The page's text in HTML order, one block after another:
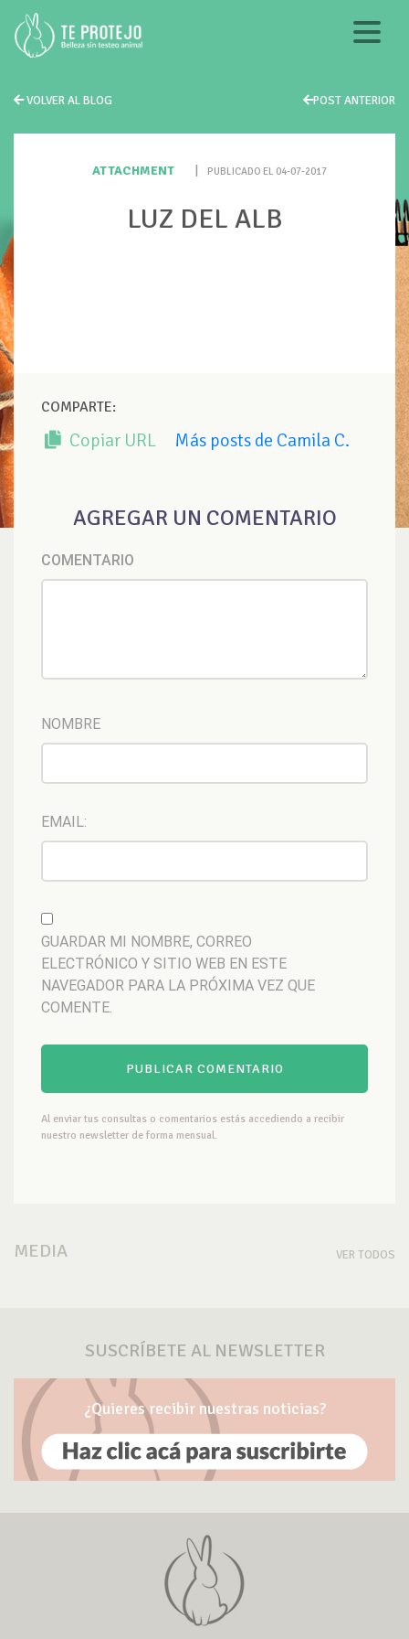
VOLVER AL BLOG POST ANTERIOR
ATTACHMENT PUBLICADO EL 04-07-2017
LUZ DEL ALB
COMPARTE:
Copiar URL Más posts de Camila C.
AGREGAR UN COMENTARIO
COMENTARIO
NOMBRE
EMAIL:
GUARDAR MI NOMBRE, CORREO
ELECTRÓNICO Y SITIO WEB EN ESTE
NAVEGADOR PARA LA PRÓXIMA VEZ QUE
COMENTE.
Al enviar tus consultas o comentarios estás accediendo a recibir
nuestro newsletter de forma mensual.
MEDIA VER TODOS
SUSCRÍBETE AL NEWSLETTER
¿Quieres recibir nuestras noticias?